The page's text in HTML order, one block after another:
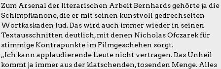
Zum Arsenal der literarischen Arbeit Bernhards gehörte ja die
Schimpfkanone, die er mit seinen kunstvoll gedrechselten
Wortkaskaden lud. Das wird auch immer wieder in seinen
Textausschnitten deutlich, mit denen Nicholas Ofczarek für
stimmige Kontrapunkte im Filmgeschehen sorgt.
„Ich kann applaudierende Leute nicht vertragen. Das Unheil
kommt ja immer aus der klatschenden, tosenden Menge. Alles